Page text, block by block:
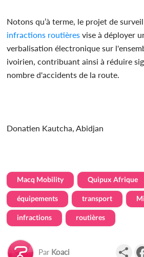
Notons qu’à terme, le projet de
infractions routières vise à déployer
verbalisation électronique sur
ivoirien, contribuant ainsi à réduire
nombre d'accidents de la route.
Donatien Kautcha, Abidjan
Macq Mobility Quipux Afrique
équipements transport
infractions routières
Par Koaci